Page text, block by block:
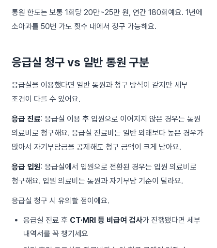
통원 한도는 보통 1회당 20만~25만 원, 연간 180회예요. 1년에
소아과를 50번 가도 횟수 내에서 청구 가능해요.
응급실 청구 vs 일반 통원 구분
응급실을 이용했다면 일반 통원과 청구 방식이 같지만 세부
조건이 다를 수 있어요.
응급 진료: 응급실 이용 후 입원으로 이어지지 않은 경우는 통원
의료비로 청구해요. 응급실 진료비는 일반 외래보다 높은 경우가
많아서 자기부담금을 공제해도 청구 금액이 크게 남아요.
응급 입원: 응급실에서 입원으로 전환된 경우는 입원 의료비로
청구해요. 입원 의료비는 통원과 자기부담 기준이 달라요.
응급실 청구 시 유의할 점이에요.
응급실 진료 후 CT·MRI 등 비급여 검사가 진행됐다면 세부
내역서를 꼭 챙기세요